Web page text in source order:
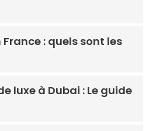
: quels sont les
luxe à Dubai : Le guide